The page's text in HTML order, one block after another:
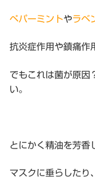
ペパーミントやラベ
抗炎症作用や鎮痛作
でもこれは菌が原因
い。
とにかく精油を芳香
マスクに垂らしたり、